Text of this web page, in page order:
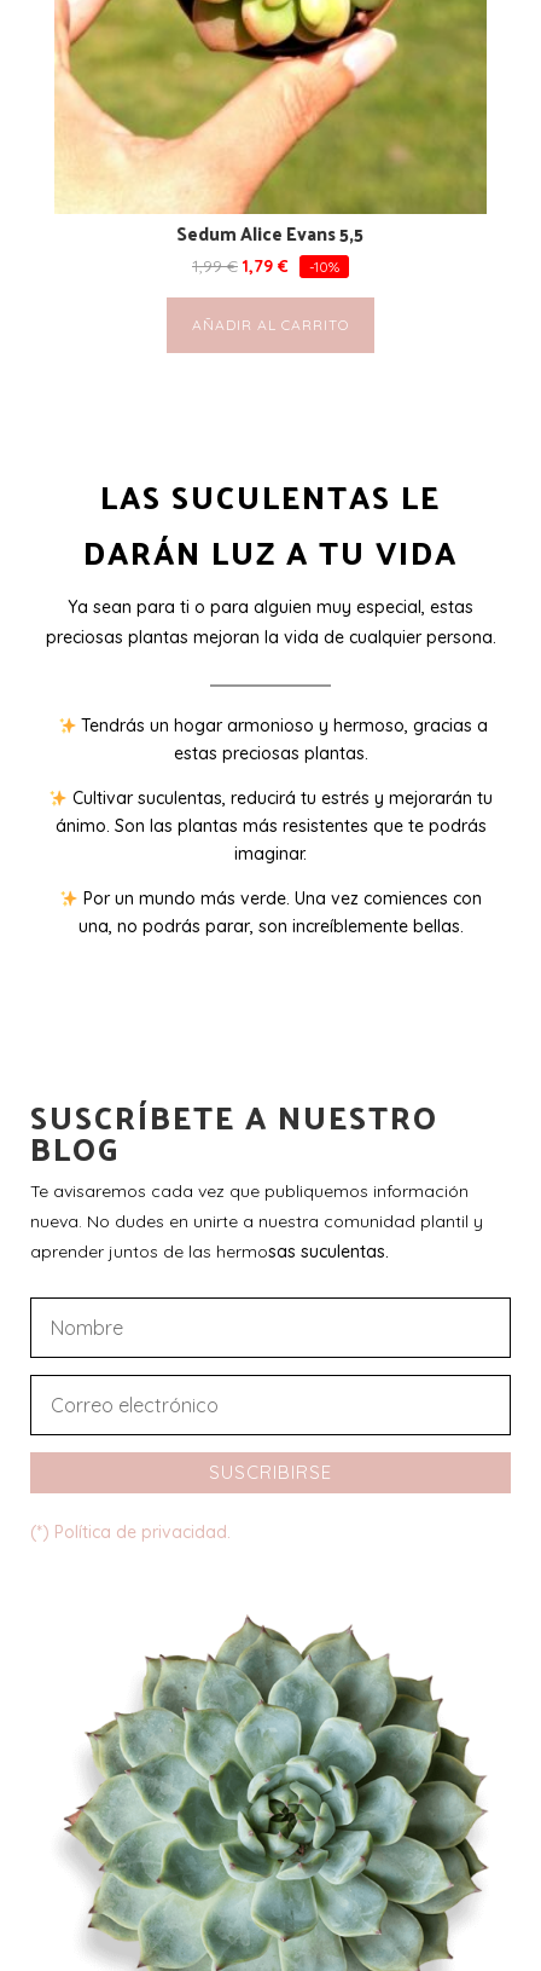
Sedum Alice Evans 5,5
1,99€ 1,79 € -10%
AÑADIR AL CARRITO
LAS SUCULENTAS LE
DARÁN LUZ A TU VIDA
Ya sean para ti o para alguien muy especial, estas
preciosas plantas mejoran la vida de cualquier persona.
Tendrás un hogar armonioso y hermoso, gracias a
estas preciosas plantas.
Cultivar suculentas, reducirá tu estrés y mejorarán tu
ánimo. Son las plantas más resistentes que te podrás
imaginar.
Por un mundo más verde. Una vez comiences con
una, no podrás parar, son increíblemente bellas.
SUSCRÍBETE A NUESTRO
BLOG
Te avisaremos cada vez que publiquemos información
nueva. No dudes en unirte a nuestra comunidad plantil y
aprender juntos de las hermosas suculentas.
SUSCRIBIRSE
(*) Política de privacidad.